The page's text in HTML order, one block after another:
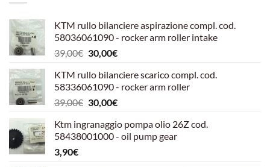
KTM rullo bilanciere aspirazione compl. cod.
58036061090 - rocker arm roller intake
39,00€ Il
originale
era:
39,00€.
30,00€Il
attuale
è:
30,00€.
KTM rullo bilanciere scarico compl. cod.
58336061090 - rocker arm roller
39,00€ Il
originale
era:
30,00€Il
attuale
è:
Ktm ingranaggio pompa olio 26Z cod.
58438001000 - oil pump gear
3,90€